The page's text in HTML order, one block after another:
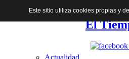
El
Actualidad
Este sitio utiliza cookies propias y